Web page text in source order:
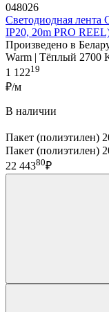
048026
Светодиодная лента
IP20, 20m PRO
Произведено в
Warm | Тёплый 2700
1 12219
₽/м
В наличии
Пакет (полиэтилен)
Пакет (полиэтилен)
22 44380₽